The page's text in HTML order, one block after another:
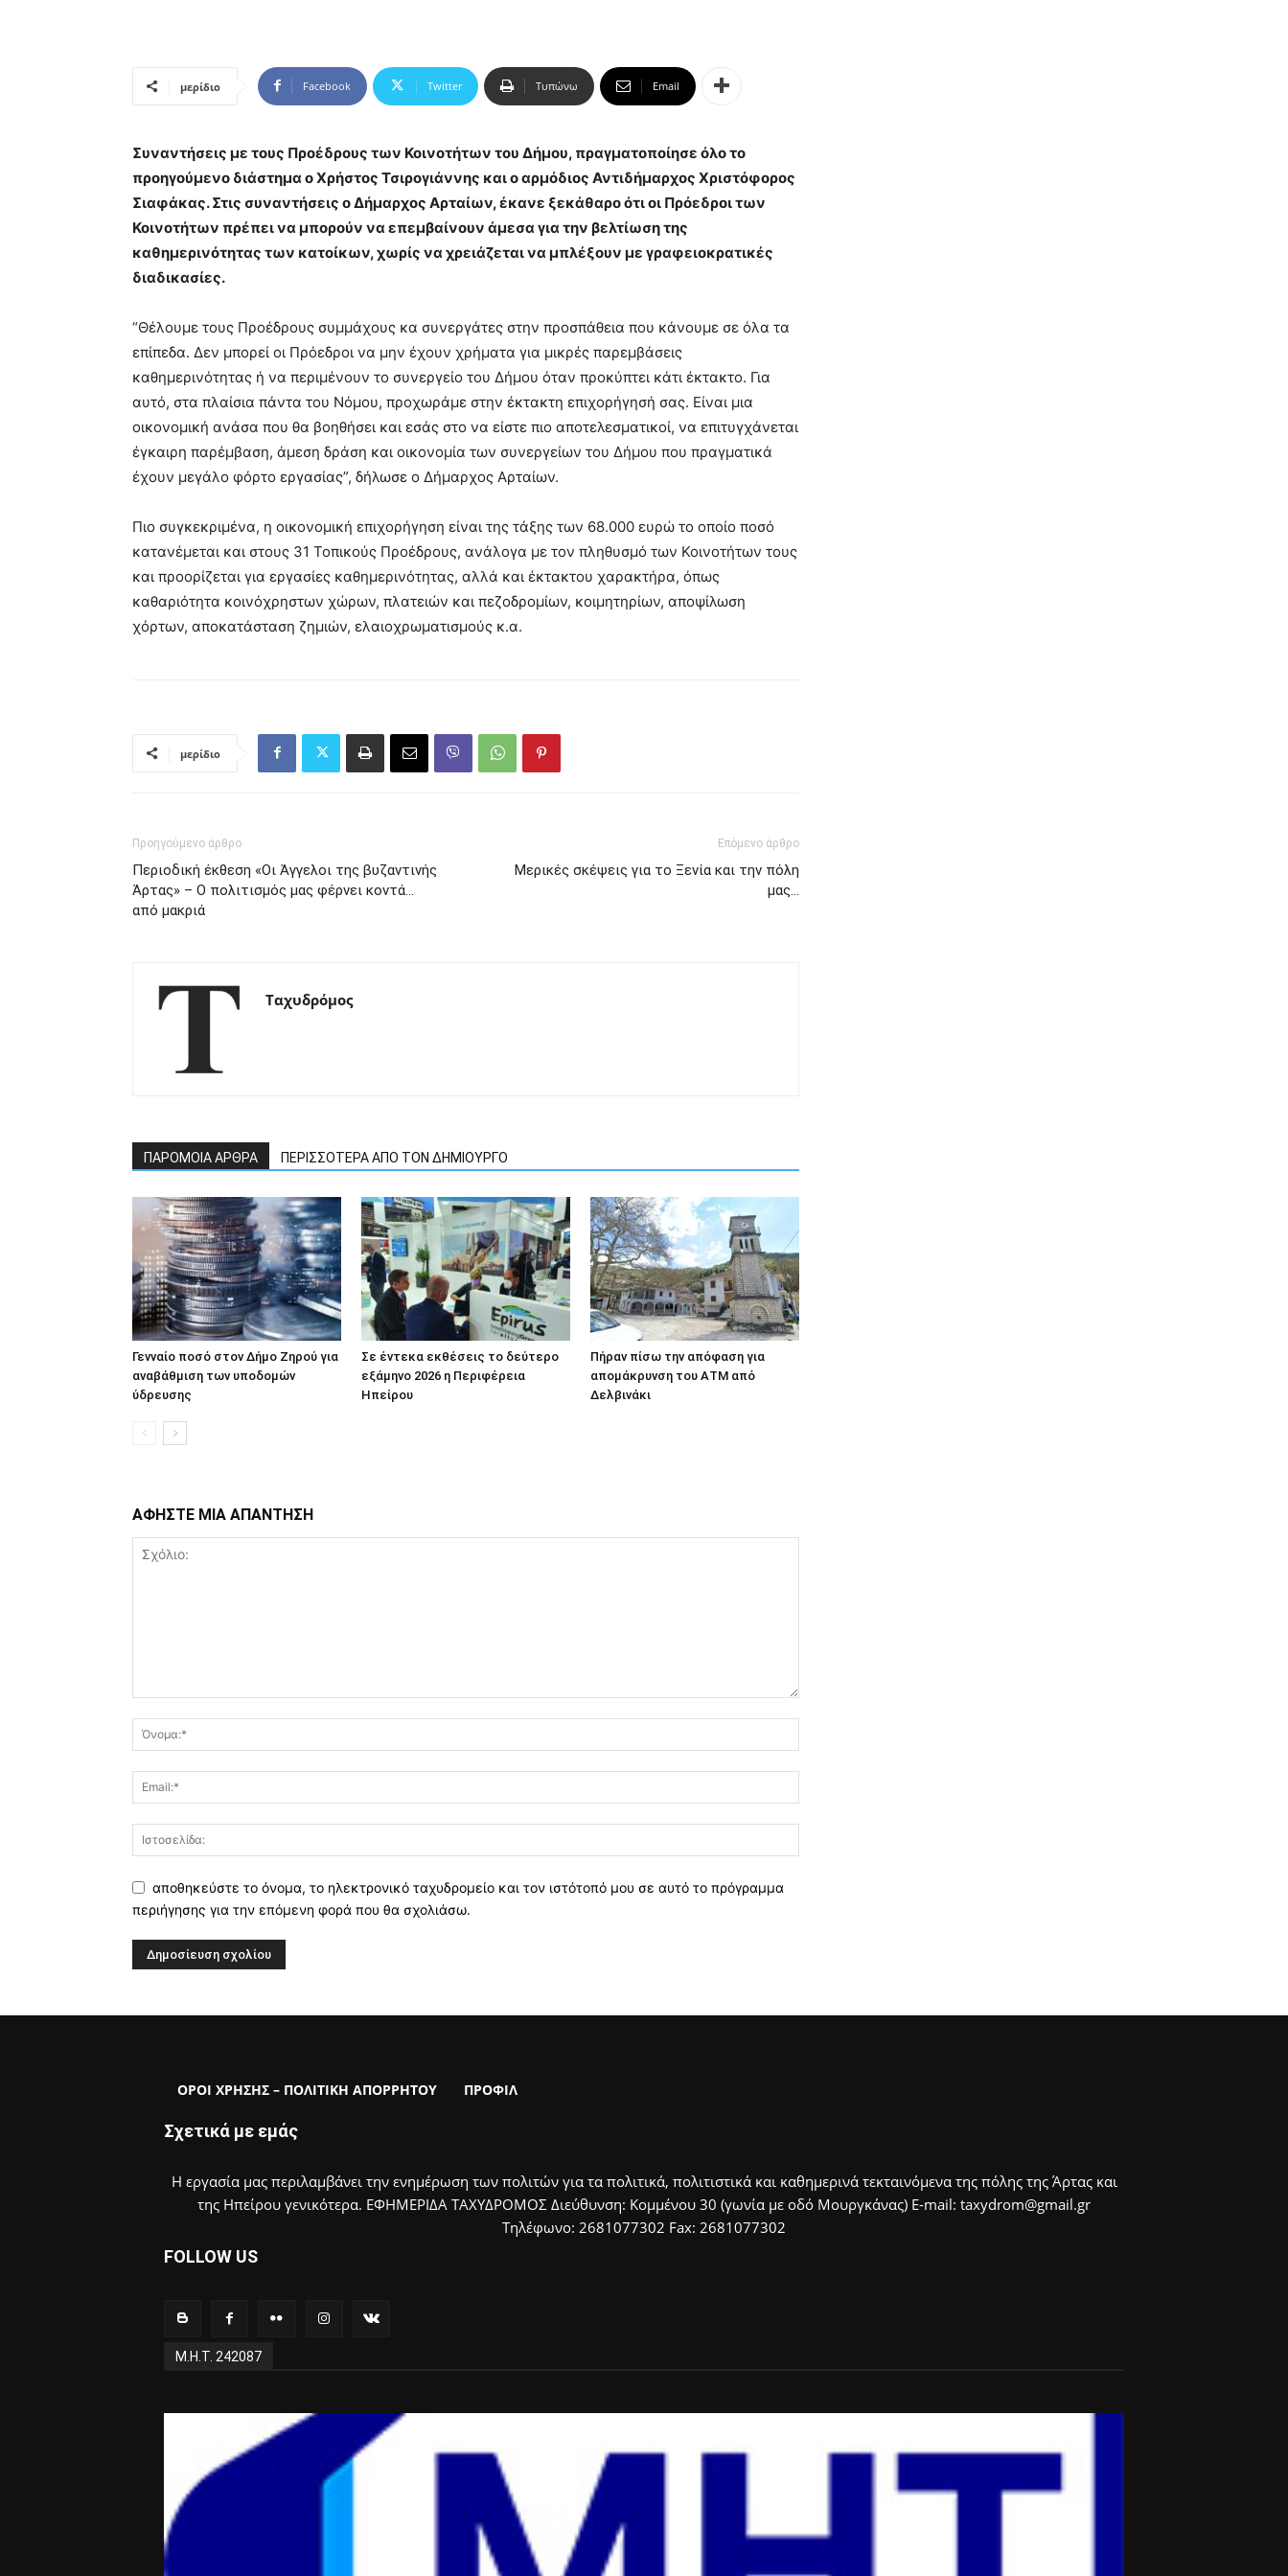
μερίδιο Facebook Twitter Τυπώνω Email
Συναντήσεις με τους Προέδρους των Κοινοτήτων του Δήμου, πραγματοποίησε όλο το
προηγούμενο διάστημα ο Χρήστος Τσιρογιάννης και ο αρμόδιος Αντιδήμαρχος Χριστόφορος
Σιαφάκας. Στις συναντήσεις ο Δήμαρχος Αρταίων, έκανε ξεκάθαρο ότι οι Πρόεδροι των
Κοινοτήτων πρέπει να μπορούν να επεμβαίνουν άμεσα για την βελτίωση της
καθημερινότητας των κατοίκων, χωρίς να χρειάζεται να μπλέξουν με γραφειοκρατικές
διαδικασίες.
“Θέλουμε τους Προέδρους συμμάχους κα συνεργάτες στην προσπάθεια που κάνουμε σε όλα τα
επίπεδα. Δεν μπορεί οι Πρόεδροι να μην έχουν χρήματα για μικρές παρεμβάσεις
καθημερινότητας ή να περιμένουν το συνεργείο του Δήμου όταν προκύπτει κάτι έκτακτο. Για
αυτό, στα πλαίσια πάντα του Νόμου, προχωράμε στην έκτακτη επιχορήγησή σας. Είναι μια
οικονομική ανάσα που θα βοηθήσει και εσάς στο να είστε πιο αποτελεσματικοί, να επιτυγχάνεται
έγκαιρη παρέμβαση, άμεση δράση και οικονομία των συνεργείων του Δήμου που πραγματικά
έχουν μεγάλο φόρτο εργασίας”, δήλωσε ο Δήμαρχος Αρταίων.
Πιο συγκεκριμένα, η οικονομική επιχορήγηση είναι της τάξης των 68.000 ευρώ το οποίο ποσό
κατανέμεται και στους 31 Τοπικούς Προέδρους, ανάλογα με τον πληθυσμό των Κοινοτήτων τους
και προορίζεται για εργασίες καθημερινότητας, αλλά και έκτακτου χαρακτήρα, όπως
καθαριότητα κοινόχρηστων χώρων, πλατειών και πεζοδρομίων, κοιμητηρίων, αποψίλωση
χόρτων, αποκατάσταση ζημιών, ελαιοχρωματισμούς κ.α.
μερίδιο
Προηγούμενο άρθρο
Περιοδική έκθεση «Οι Άγγελοι της βυζαντινής
Άρτας» – Ο πολιτισμός μας φέρνει κοντά…
από μακριά
Επόμενο άρθρο
Μερικές σκέψεις για το Ξενία και την πόλη
μας…
Ταχυδρόμος
ΠΑΡΟΜΟΙΑ ΑΡΘΡΑ ΠΕΡΙΣΣΟΤΕΡΑ ΑΠΟ ΤΟΝ ΔΗΜΙΟΥΡΓΟ
Γενναίο ποσό στον Δήμο Ζηρού για
αναβάθμιση των υποδομών
ύδρευσης
Σε έντεκα εκθέσεις το δεύτερο
εξάμηνο 2026 η Περιφέρεια
Ηπείρου
Πήραν πίσω την απόφαση για
απομάκρυνση του ΑΤΜ από
Δελβινάκι
ΑΦΗΣΤΕ ΜΙΑ ΑΠΑΝΤΗΣΗ
αποθηκεύστε το όνομα, το ηλεκτρονικό ταχυδρομείο και τον ιστότοπό μου σε αυτό το πρόγραμμα
περιήγησης για την επόμενη φορά που θα σχολιάσω.
ΟΡΟΙ ΧΡΗΣΗΣ – ΠΟΛΙΤΙΚΗ ΑΠΟΡΡΗΤΟΥ ΠΡΟΦΙΛ
Σχετικά με εμάς
Η εργασία μας περιλαμβάνει την ενημέρωση των πολιτών για τα πολιτικά, πολιτιστικά και καθημερινά τεκταινόμενα της πόλης της Άρτας και
της Ηπείρου γενικότερα. ΕΦΗΜΕΡΙΔΑ ΤΑΧΥΔΡΟΜΟΣ Διεύθυνση: Κομμένου 30 (γωνία με οδό Μουργκάνας) E-mail: taxydrom@gmail.gr
Τηλέφωνο: 2681077302 Fax: 2681077302
FOLLOW US
Μ.Η.Τ. 242087